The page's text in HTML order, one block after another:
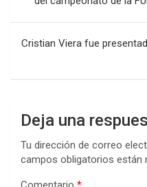
o
k
p
p
entradas
Cristian Viera fue
Deja una
Tu dirección de correo
campos obligatorios están